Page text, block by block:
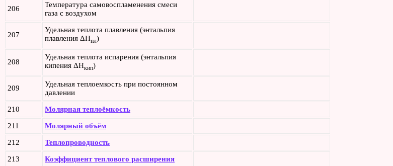
206
Температура самовоспламенения смеси
газа с воздухом
207
Удельная теплота плавления (энтальпия
плавления ΔHпл)
208
Удельная теплота испарения (энтальпия
кипения ΔHкип)
209
Удельная теплоемкость при постоянном
давлении
210 Молярная теплоёмкость
211 Молярный объём
212 Теплопроводность
213 Коэффициент теплового расширения